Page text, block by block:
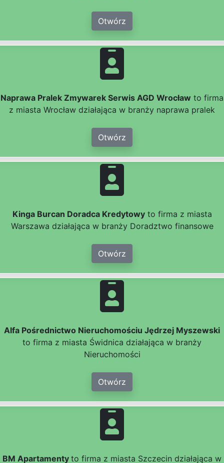
Otwórz
Naprawa Pralek Zmywarek Serwis AGD Wrocław to firma
z miasta Wrocław działająca w branży naprawa pralek
Otwórz
Kinga Burcan Doradca Kredytowyto firma z miasta
Warszawa działająca w branży Doradztwo finansowe
Otwórz
Alfa Pośrednictwo Nieruchomościu Jędrzej Myszewski
to firma z miasta Świdnica działająca w branży
Nieruchomości
Otwórz
BM Apartamenty to firma z miasta Szczecin działająca w